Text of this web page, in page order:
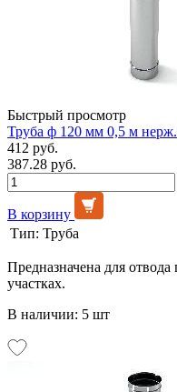
Быстрый просмотр
Труба ф 120 мм 0,5 м
412 руб.
387.28 руб.
В корзину
Тип: Труба
Предназначена для
участках.
В наличии: 5 шт